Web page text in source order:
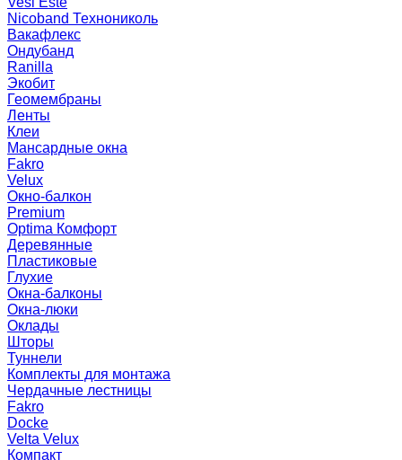
Nicoband Технониколь
Вакафлекс
Ондубанд
Ranilla
Экобит
Геомембраны
Ленты
Клеи
Мансардные окна
Fakro
Velux
Окно-балкон
Premium
Optima Комфорт
Деревянные
Пластиковые
Глухие
Окна-балконы
Окна-люки
Оклады
Шторы
Туннели
Комплекты для монтажа
Чердачные лестницы
Fakro
Docke
Velta Velux
Компакт